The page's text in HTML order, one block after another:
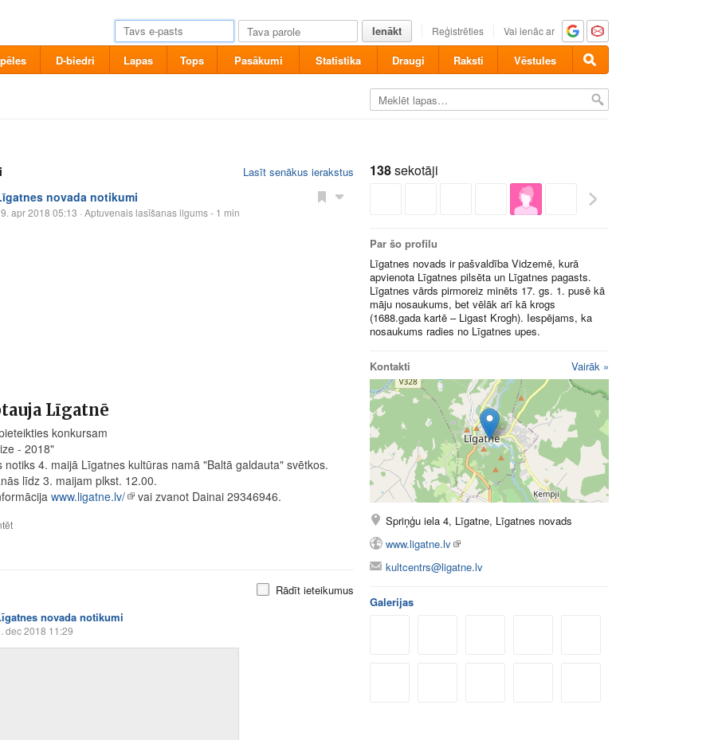
Ienākt Reģistrēties Vai ienāc ar
D-biedri Lapas Tops Pasākumi Statistika Draugi Raksti Vēstules
Lasīt senākus ierakstus
novada notikumi
apr 2018 05:13 · Aptuvenais lasīšanas ilgums - 1 min
Līgatnē
konkursam
- 2018"
notiks 4. maijā Līgatnes kultūras namā "Baltā galdauta" svētkos.
līdz 3. maijam plkst. 12.00.
www.ligatne.lv/ vai zvanot Dainai 29346946.
Rādīt ieteikumus
novada notikumi
dec 2018 11:29
138sekotāji
Par šo profilu
Līgatnes novads ir pašvaldība Vidzemē, kurā
apvienota Līgatnes pilsēta un Līgatnes pagasts.
Līgatnes vārds pirmoreiz minēts 17. gs. 1. pusē kā
māju nosaukums, bet vēlāk arī kā krogs
(1688.gada kartē – Ligast Krogh). Iespējams, ka
nosaukums radies no Līgatnes upes.
Kontakti Vairāk »
Spriņģu iela 4, Līgatne, Līgatnes novads
www.ligatne.lv
kultcentrs@ligatne.lv
Galerijas